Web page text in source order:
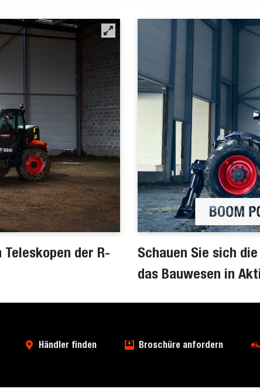
der R-
Schauen Sie sich
das Bauwesen in
Händler finden Broschüre anfordern